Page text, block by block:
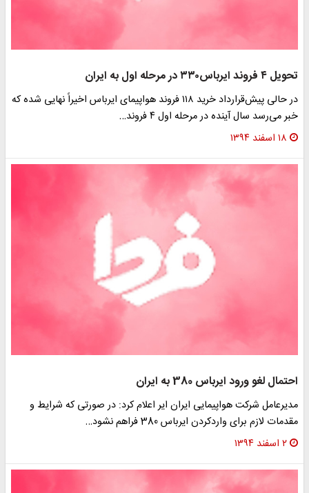
تحویل ۴ فروند ایرباس۳۳۰ در مرحله اول به ایران
در حالی پیش‌قرارداد خرید ۱۱۸ فروند هواپیمای ایرباس اخیراً نهایی شده که
خبر می‌رسد سال آینده در مرحله اول ۴ فروند…
۱۸ اسفند ۱۳۹۴
احتمال لغو ورود ایرباس 380 به ایران
مدیرعامل شرکت هواپیمایی ایران ایر اعلام کرد: در صورتی که شرایط و
مقدمات لازم برای وارد‌کردن ایرباس 380 فراهم نشود…
۲ اسفند ۱۳۹۴